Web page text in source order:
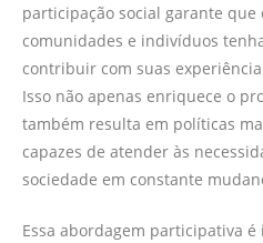
participação social garante
comunidades e indivíduos
contribuir com suas
Isso não apenas enriquece o
também resulta em políticas
capazes de atender às
sociedade em constante
Essa abordagem participativa